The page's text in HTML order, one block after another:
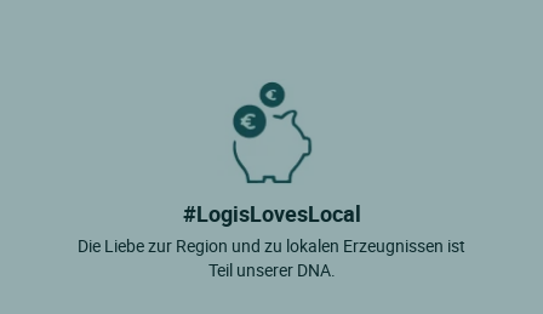
#LogisLovesLocal
Die Liebe zur Region und zu lokalen Erzeugnissen ist
Teil unserer DNA.